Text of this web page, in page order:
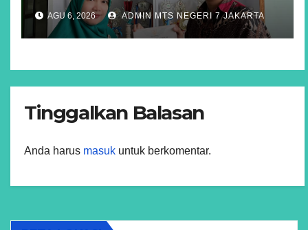
AGU 6, 2026 ADMIN MTS NEGERI 7 JAKARTA
Tinggalkan Balasan
Anda harus masuk untuk berkomentar.